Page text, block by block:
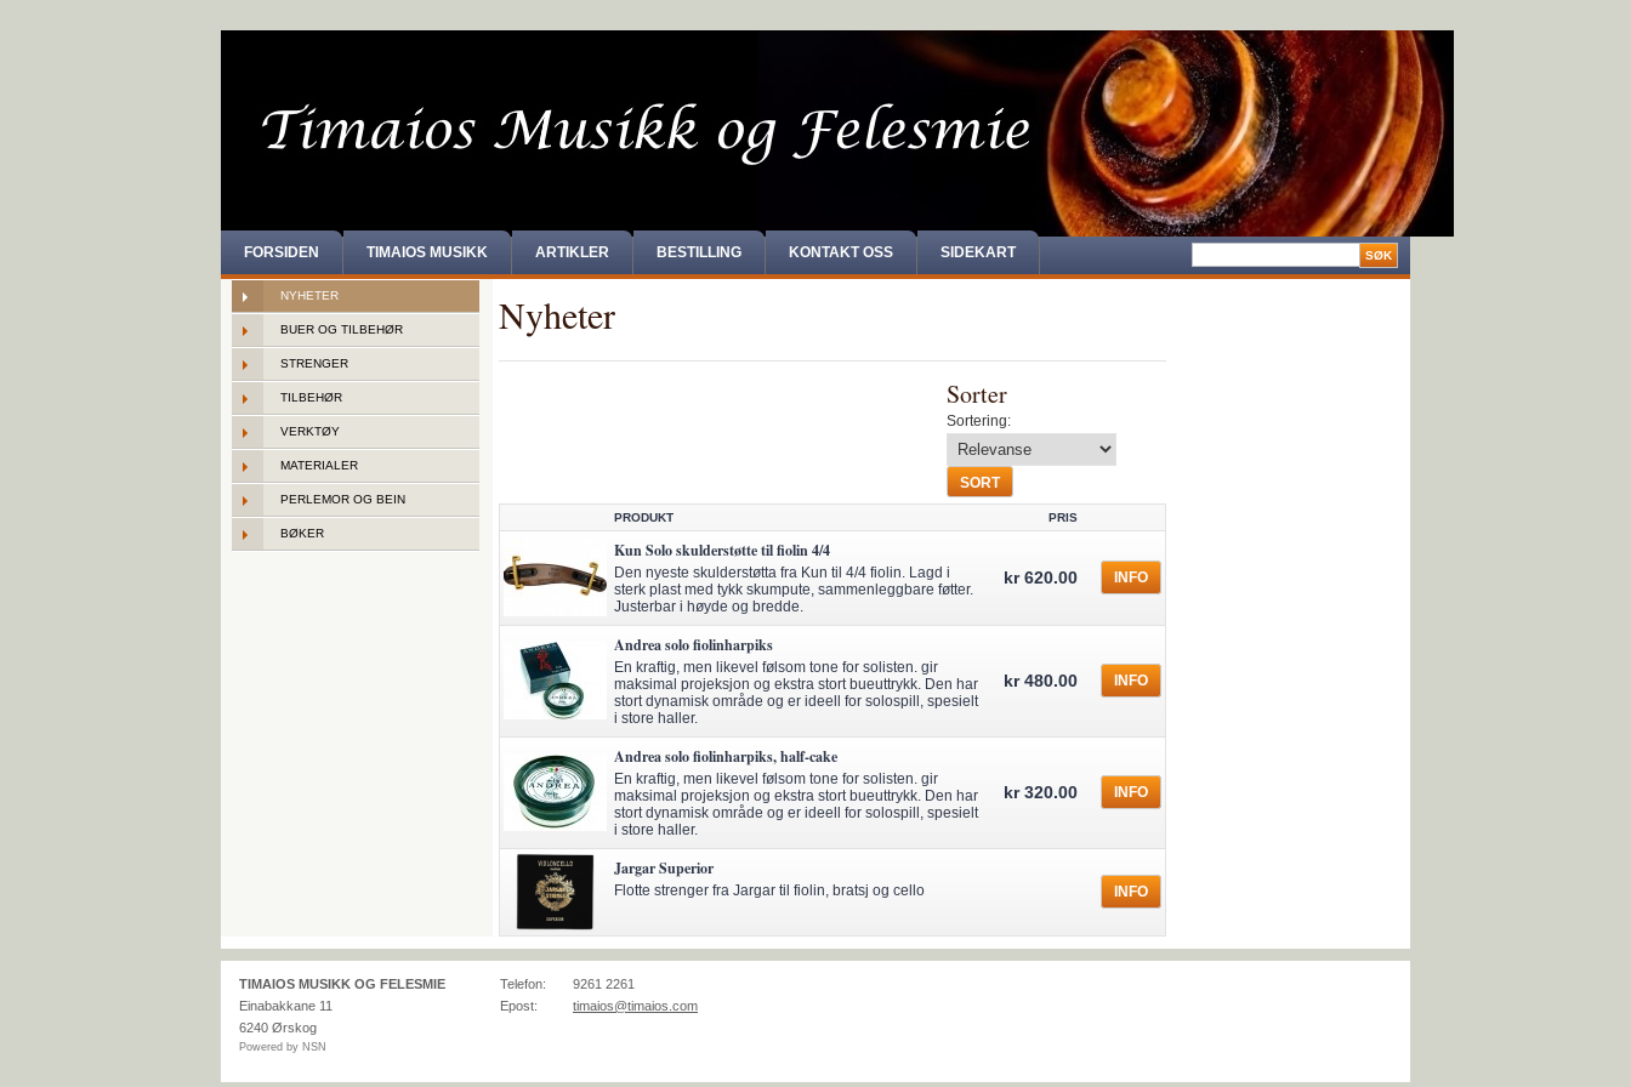
FORSIDEN TIMAIOS MUSIKK ARTIKLER BESTILLING KONTAKT OSS SIDEKART
NYHETER
BUER OG TILBEHØR
STRENGER
TILBEHØR
VERKTØY
MATERIALER
PERLEMOR OG BEIN
BØKER
Nyheter
Sorter
Sortering:
PRODUKT PRIS
Kun Solo skulderstøtte til fiolin 4/4
Den nyeste skulderstøtta fra Kun til 4/4 fiolin. Lagd i
sterk plast med tykk skumpute, sammenleggbare føtter.
Justerbar i høyde og bredde.
kr 620.00 INFO
Andrea solo fiolinharpiks
En kraftig, men likevel følsom tone for solisten. gir
maksimal projeksjon og ekstra stort bueuttrykk. Den har
stort dynamisk område og er ideell for solospill, spesielt
i store haller.
kr 480.00 INFO
Andrea solo fiolinharpiks, half-cake
En kraftig, men likevel følsom tone for solisten. gir
maksimal projeksjon og ekstra stort bueuttrykk. Den har
stort dynamisk område og er ideell for solospill, spesielt
i store haller.
kr 320.00 INFO
Jargar Superior
Flotte strenger fra Jargar til fiolin, bratsj og cello INFO
TIMAIOS MUSIKK OG FELESMIE
Einabakkane 11
6240 Ørskog
Telefon:
9261 2261
Epost:
timaios@timaios.com
Powered by NSN